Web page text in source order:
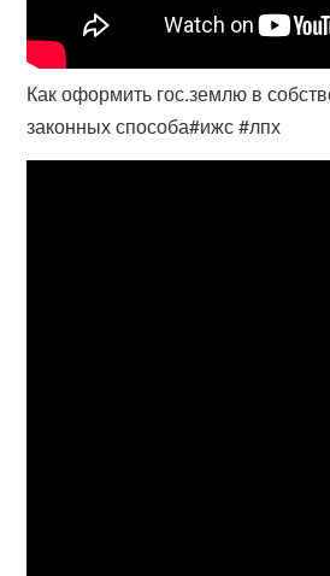
Как оформить гос.землю в
законных способа#ижс #лпх